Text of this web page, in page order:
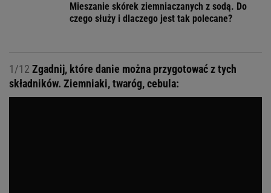
Mieszanie skórek ziemniaczanych z sodą. Do
czego służy i dlaczego jest tak polecane?
1/12 Zgadnij, które danie można przygotować z tych
składników. Ziemniaki, twaróg, cebula: